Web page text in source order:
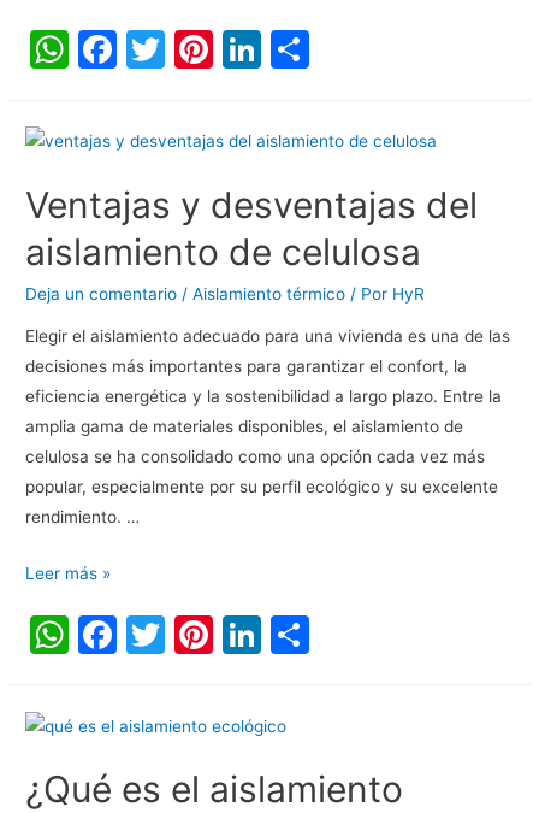
W
at
s
A
p
p
F
c
e
b
o
o
T
itt
er
Pi
er
st
Li
k
dI
n
m
ar
tir
Ventajas y desventajas del
aislamiento de celulosa
Deja un comentario /Aislamiento térmico / Por HyR
Elegir el aislamiento adecuado para una vivienda es una de las
decisiones más importantes para garantizar el confort, la
eficiencia energética y la sostenibilidad a largo plazo. Entre la
amplia gama de materiales disponibles, el aislamiento de
celulosa se ha consolidado como una opción cada vez más
popular, especialmente por su perfil ecológico y su excelente
rendimiento. …
Leer más »
W
at
s
A
F
c
e
b
T
itt
er
Pi
er
e
st
Li
k
e
dI ar
¿Qué es el aislamiento